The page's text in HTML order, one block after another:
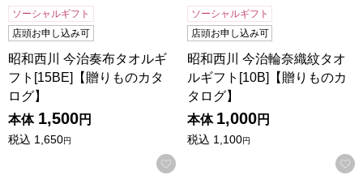
ソーシャルギフト
店頭お申し込み可
昭和西川 今治奏布タオルギ
フト[15BE]【贈りものカタ
ログ】
本体 1,500円
税込 1,650円
お気に入りに登録する
ソーシャルギフト
店頭お申し込み可
昭和西川 今治輪奈織紋タオ
ルギフト[10B]【贈りものカ
タログ】
本体 1,000円
税込 1,100円